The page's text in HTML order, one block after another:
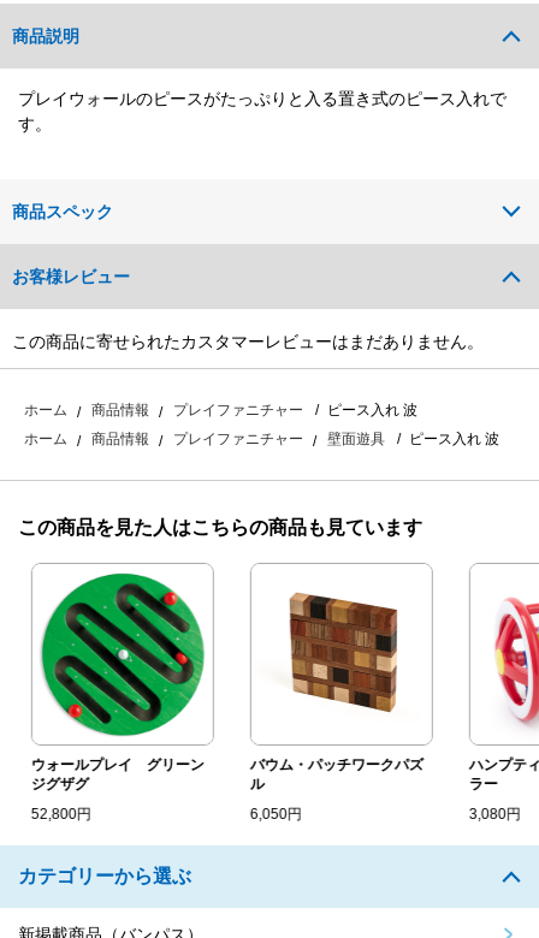
商品説明
プレイウォールのピースがたっぷりと入る置き式のピース入れで
す。
商品スペック
お客様レビュー
この商品に寄せられたカスタマーレビューはまだありません。
ホーム 商品情報 プレイファニチャー
ピース入れ 波
ホーム
商品情報 プレイファニチャー 壁面遊具 ピース入れ 波
この商品を見た人はこちらの商品も見ています
ウォールプレイ グリーン
ジグザグ
52,800円
バウム・パッチワークパズ
ル
6,050円
ハンプティ
ラー
3,080円
カテゴリーから選ぶ